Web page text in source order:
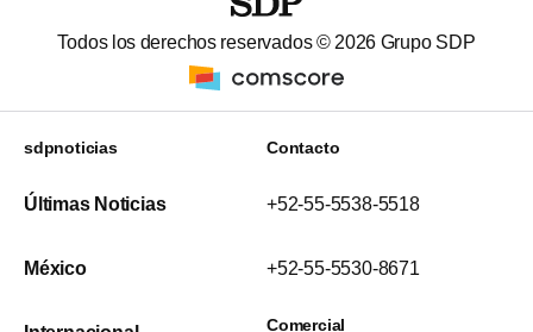
Todos los derechos reservados © 2026 Grupo SDP
sdpnoticias
Últimas Noticias
México
Contacto
+52-55-5538-5518
+52-55-5530-8671
Comercial